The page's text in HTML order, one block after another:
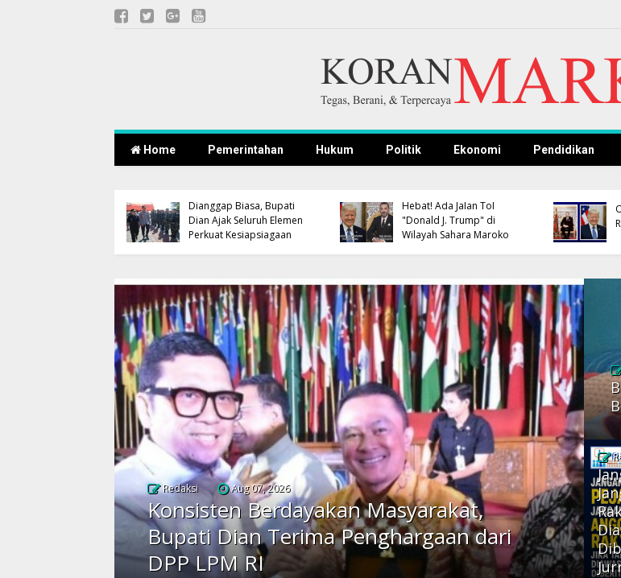
Home Pemerintahan Hukum Politik Ekonomi Pendidikan
Dianggap Biasa, Bupati
Dian Ajak Seluruh Elemen
Perkuat Kesiapsiagaan
Hebat! Ada Jalan Tol
"Donald J. Trump" di
Wilayah Sahara Maroko
Redaksi Aug 07, 2026
Konsisten Berdayakan Masyarakat,
Bupati Dian Terima Penghargaan dari
DPP LPM RI